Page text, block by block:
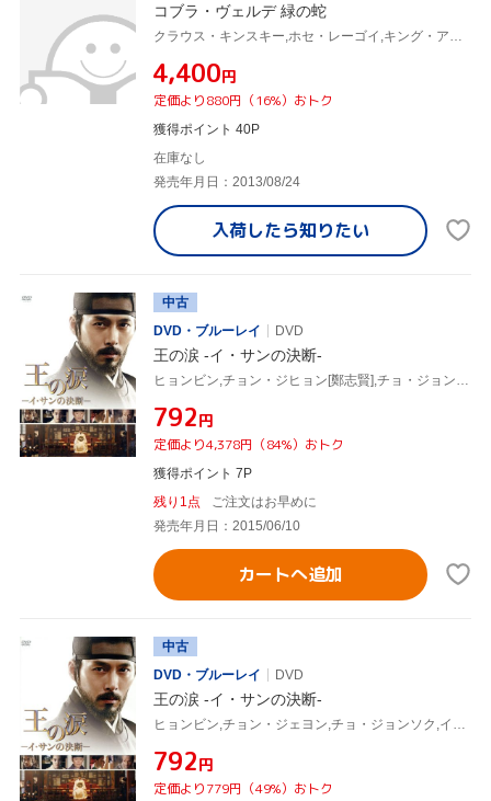
コブラ・ヴェルデ 緑の蛇
¥4,400円
定価より880円（16%）おトク
獲得ポイント 40P
在庫なし
発売年月日：2013/08/24
入荷したら知りたい
中古
DVD・ブルーレイ
DVD
王の涙 -イ・サンの決断-
¥792円
定価より4,378円（84%）おトク
獲得ポイント 7P
残り1点
ご注文はお早めに
発売年月日：2015/06/10
カートへ追加
中古
DVD・ブルーレイ
DVD
王の涙 -イ・サンの決断-
¥792円
定価より779円（49%）おトク